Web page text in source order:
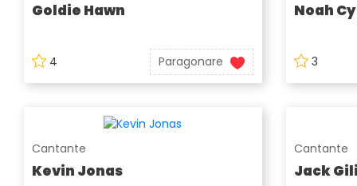
Goldie Hawn
4 Paragonare
Noah
3
Cantante
Kevin Jonas
Cantante
Jack